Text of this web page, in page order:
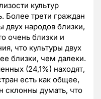
культур
Более трети граждан
двух народов близки,
очень близки и
что культуры двух
близки, чем далеки.
(24,1%) находят,
есть как общее,
склонны думать, что